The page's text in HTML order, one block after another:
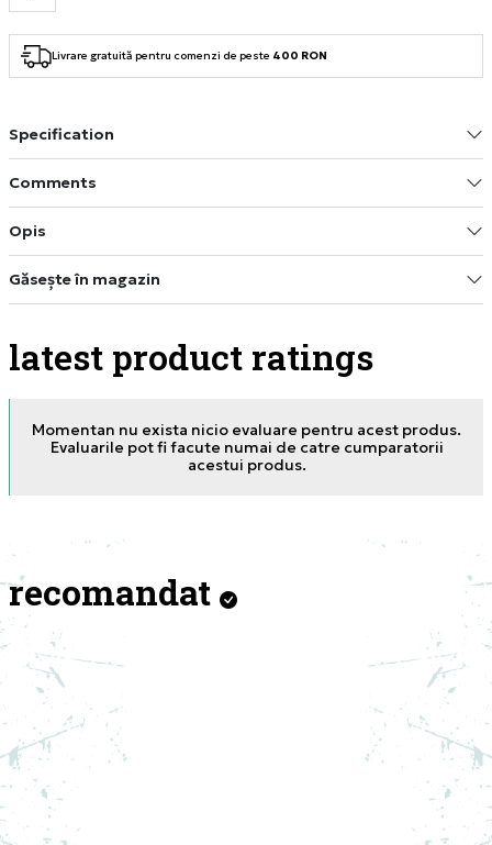
Livrare gratuită pentru comenzi de peste 400 RON
Specification
Comments
Opis
Găsește în magazin
latest product ratings
Momentan nu exista nicio evaluare pentru acest produs.
Evaluarile pot fi facute numai de catre cumparatorii
acestui produs.
recomandat